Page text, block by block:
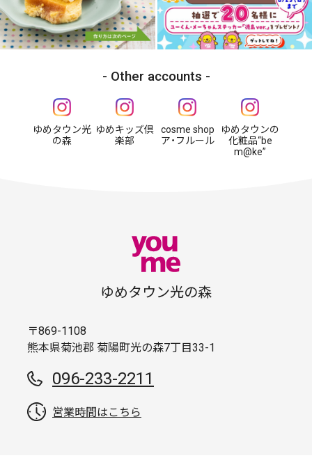
Other accounts
ゆめタウン光
の森
ゆめキッズ倶
楽部
cosme shop
ア・フルール
ゆめタウンの
化粧品“be
m@ke”
ゆめタウン光の森
〒869-1108
熊本県菊池郡 菊陽町光の森7丁目33-1
096-233-2211
営業時間はこちら